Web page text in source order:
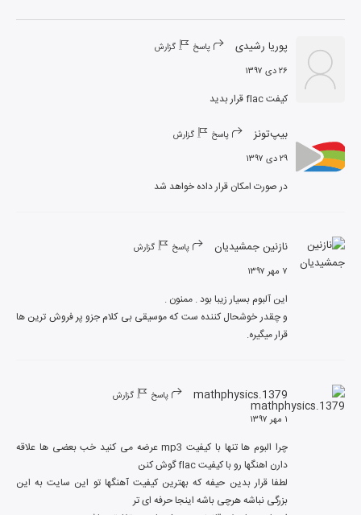
پوریا رشیدی پاسخ گزارش
۲۶ دی ۱۳۹۷
کیفت flac قرار بدید
بیپ‌تونز پاسخ گزارش
۲۹ دی ۱۳۹۷
در صورت امکان قرار داده خواهد شد
نازنین جمشیدیان پاسخ گزارش
۷ مهر ۱۳۹۷
و چقدر خوشحال کننده ست که موسیقی بی کلام جزو پر فروش ترین ها
قرار میگیره.
1379.mathphysics پاسخ گزارش
۱ مهر ۱۳۹۷
چرا البوم ها تنها با کیفیت mp3 عرضه می کنید خب بعضی ها علاقه